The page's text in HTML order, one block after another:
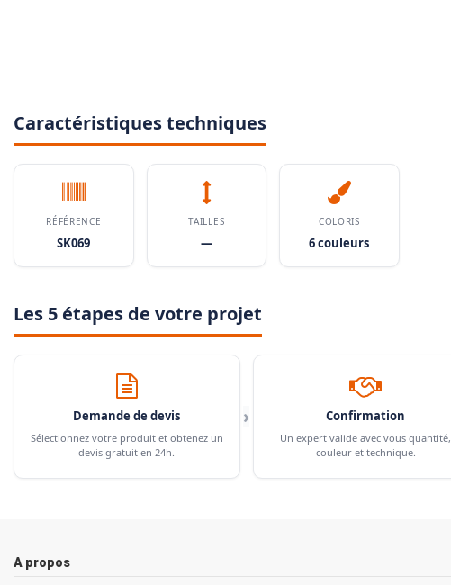
Caractéristiques techniques
RÉFÉRENCE
SK069
TAILLES
—
COLORIS
6 couleurs
Les 5 étapes de votre projet
Demande de devis
Sélectionnez votre produit et obtenez un
devis gratuit en 24h.
› Confirmation
Un expert valide avec vous quantité,
couleur et technique.
A propos